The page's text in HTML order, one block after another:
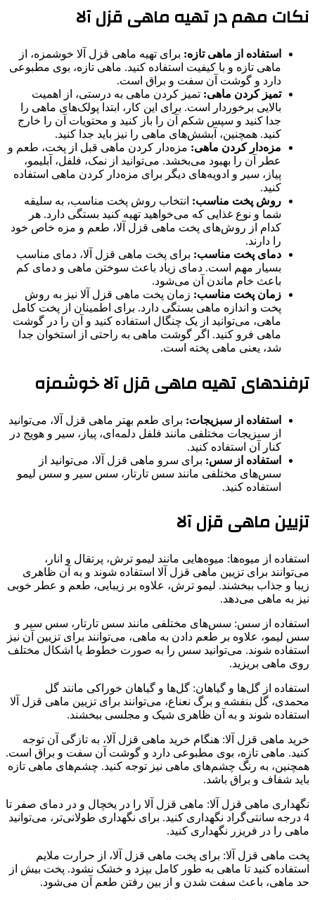
نکات مهم در تهیه ماهی قزل آلا
استفاده از ماهی تازه: برای تهیه ماهی قزل آلا خوشمزه، از
ماهی تازه و با کیفیت استفاده کنید. ماهی تازه، بوی مطبوعی
دارد و گوشت آن سفت و براق است.
تمیز کردن ماهی: تمیز کردن ماهی به درستی، از اهمیت
بالایی برخوردار است. برای این کار، ابتدا پولک‌های ماهی را
جدا کنید و سپس شکم آن را باز کنید و محتویات آن را خارج
کنید. همچنین، آبشش‌های ماهی را نیز باید جدا کنید.
مزه‌دار کردن ماهی: مزه‌دار کردن ماهی قبل از پخت، طعم و
عطر آن را بهبود می‌بخشد. می‌توانید از نمک، فلفل، آبلیمو،
پیاز، سیر و ادویه‌های دیگر برای مزه‌دار کردن ماهی استفاده
کنید.
روش پخت مناسب: انتخاب روش پخت مناسب، به سلیقه
شما و نوع غذایی که می‌خواهید تهیه کنید بستگی دارد. هر
کدام از روش‌های پخت ماهی قزل آلا، طعم و مزه خاص خود
را دارند.
دمای پخت مناسب: برای پخت ماهی قزل آلا، دمای مناسب
بسیار مهم است. دمای زیاد باعث سوختن ماهی و دمای کم
باعث خام ماندن آن می‌شود.
زمان پخت مناسب: زمان پخت ماهی قزل آلا نیز به روش
پخت و اندازه ماهی بستگی دارد. برای اطمینان از پخت کامل
ماهی، می‌توانید از یک چنگال استفاده کنید و آن را در گوشت
ماهی فرو کنید. اگر گوشت ماهی به راحتی از استخوان جدا
شد، یعنی ماهی پخته است.
ترفندهای تهیه ماهی قزل آلا خوشمزه
استفاده از سبزیجات: برای طعم بهتر ماهی قزل آلا، می‌توانید
از سبزیجات مختلفی مانند فلفل دلمه‌ای، پیاز، سیر و هویج در
کنار آن استفاده کنید.
استفاده از سس: برای سرو ماهی قزل آلا، می‌توانید از
سس‌های مختلفی مانند سس تارتار، سس سیر و سس لیمو
استفاده کنید.
تزیین ماهی قزل آلا
استفاده از میوه‌ها: میوه‌هایی مانند لیمو ترش، پرتقال و انار،
می‌توانند برای تزیین ماهی قزل آلا استفاده شوند و به آن ظاهری
زیبا و جذاب ببخشند. لیمو ترش، علاوه بر زیبایی، طعم و عطر خوبی
نیز به ماهی می‌دهد.
استفاده از سس: سس‌های مختلفی مانند سس تارتار، سس سیر و
سس لیمو، علاوه بر طعم دادن به ماهی، می‌توانند برای تزیین آن نیز
استفاده شوند. می‌توانید سس را به صورت خطوط یا اشکال مختلف
روی ماهی بریزید.
استفاده از گل‌ها و گیاهان: گل‌ها و گیاهان خوراکی مانند گل
محمدی، گل بنفشه و برگ نعناع، می‌توانند برای تزیین ماهی قزل آلا
استفاده شوند و به آن ظاهری شیک و مجلسی ببخشند.
خرید ماهی قزل آلا: هنگام خرید ماهی قزل آلا، به تازگی آن توجه
کنید. ماهی تازه، بوی مطبوعی دارد و گوشت آن سفت و براق است.
همچنین، به رنگ چشم‌های ماهی نیز توجه کنید. چشم‌های ماهی تازه
باید شفاف و براق باشد.
نگهداری ماهی قزل آلا: ماهی قزل آلا را در یخچال و در دمای صفر تا
4 درجه سانتی‌گراد نگهداری کنید. برای نگهداری طولانی‌تر، می‌توانید
ماهی را در فریزر نگهداری کنید.
پخت ماهی قزل آلا: برای پخت ماهی قزل آلا، از حرارت ملایم
استفاده کنید تا ماهی به طور کامل بپزد و خشک نشود. پخت بیش از
حد ماهی، باعث سفت شدن و از بین رفتن طعم آن می‌شود.